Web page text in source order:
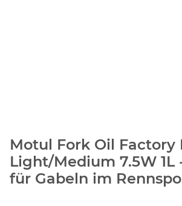
Motul Fork Oil Factory
Light/Medium 7.5W 1L
für Gabeln im